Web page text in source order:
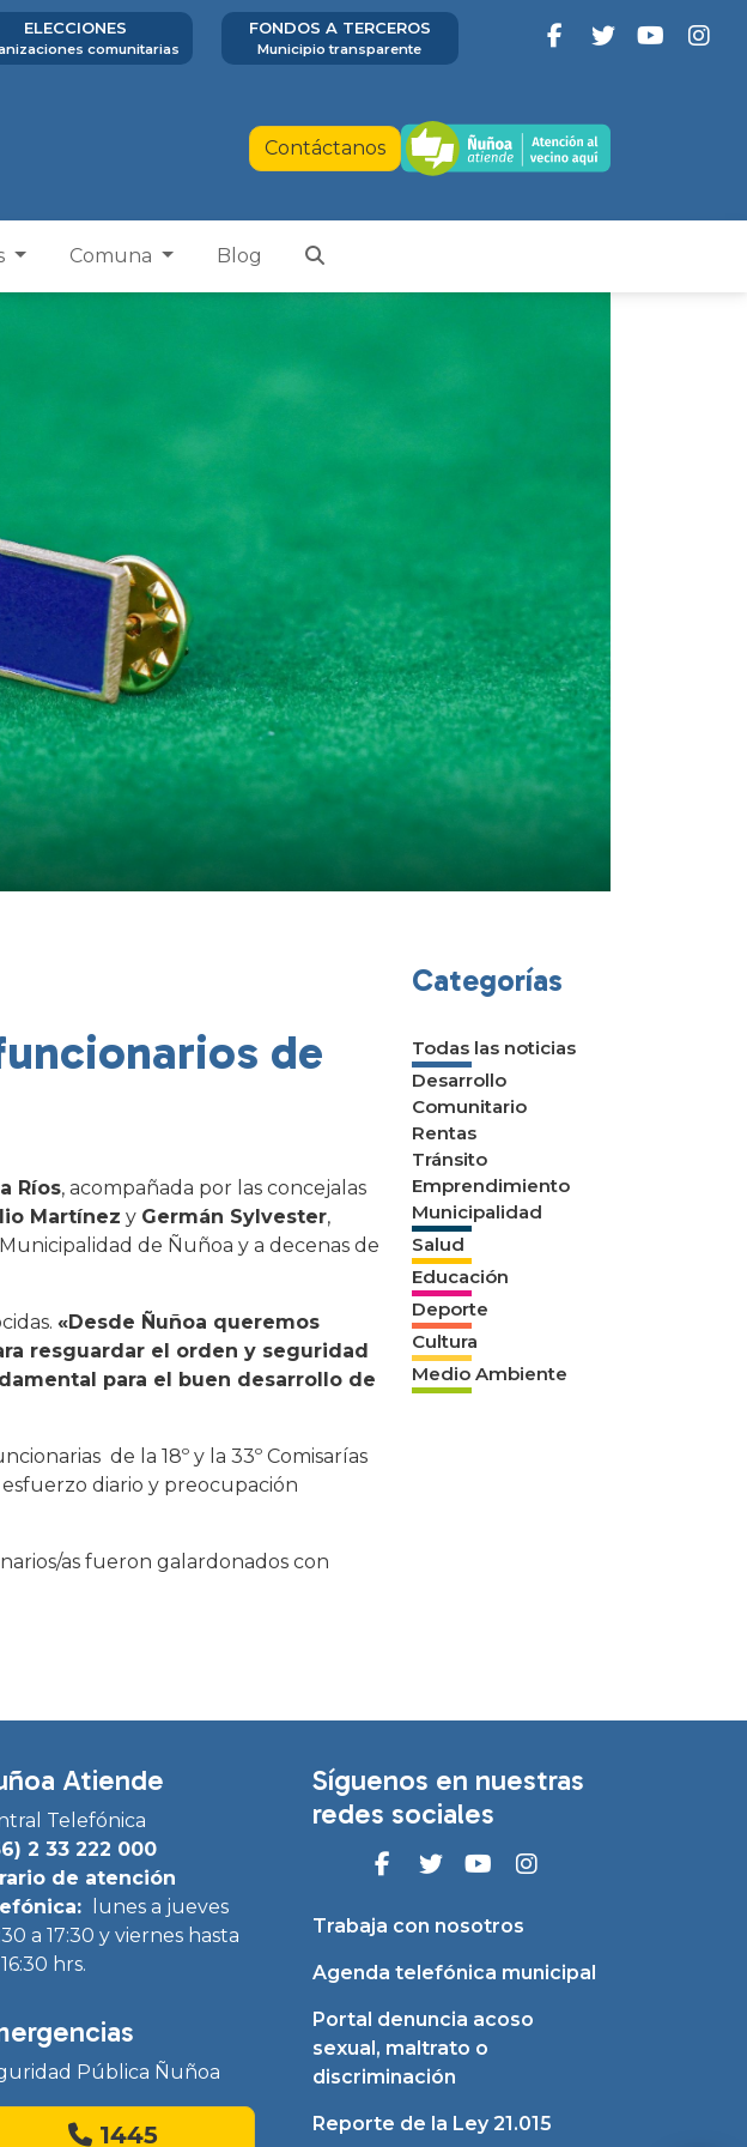
ELECCIONES
comunitarias
FONDOS A TERCEROS
Municipio transparente
Contáctanos
Comuna Blog
de
Ríos, acompañada por las concejalas
Martínez y Germán Sylvester,
de Ñuñoa y a decenas de
«Desde Ñuñoa queremos
resguardar el orden y seguridad
para el buen desarrollo de
de la 18º y la 33º Comisarías
diario y preocupación
as fueron galardonados con
Categorías
Todas las noticias
Desarrollo
Comunitario
Rentas
Tránsito
Emprendimiento
Municipalidad
Salud
Educación
Deporte
Cultura
Medio Ambiente
Atiende
Telefónica
2 33 222 000
de atención
lunes a jueves
a 17:30 y viernes hasta
16:30 hrs.
Pública Ñuñoa
1445
Síguenos en nuestras
redes sociales
Trabaja con nosotros
Agenda telefónica municipal
Portal denuncia acoso
sexual, maltrato o
discriminación
Reporte de la Ley 21.015